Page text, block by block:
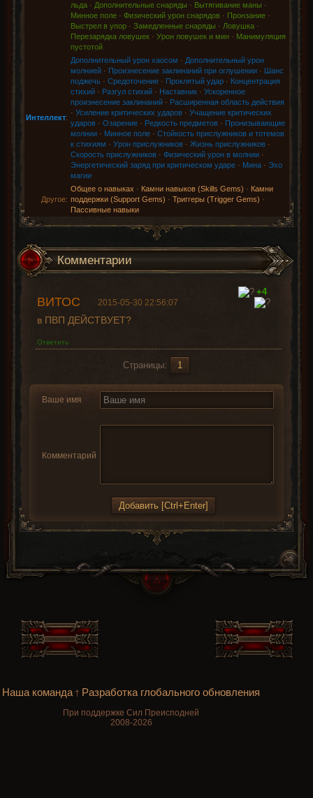
льда· Дополнительные снаряды · Вытягивание маны ·
Минное поле· Физический урон снарядов· Пронзание·
Выстрел в упор· Замедленные снаряды · Ловушка·
Перезарядка ловушек· Урон ловушек и мин· Манимуляция
пустотой
Интеллект:
Дополнительный урон хаосом · Дополнительный урон
молнией· Произнесение заклинаний при оглушении· Шанс
поджечь· Средоточение· Проклятый удар· Концентрация
стихий· Разгул стихий· Наставник· Ускоренное
произнесение заклинаний· Расширенная область действия
· Усиление критических ударов· Учащение критических
ударов· Озарение· Редкость предметов· Пронизывающие
молнии· Минное поле· Стойкость прислужников и тотемов
к стихиям · Урон прислужников· Жизнь прислужников·
Скорость прислужников· Физический урон в молнии·
Энергетический заряд при критическом ударе· Мина· Эхо
магии
Другое:
Общее о навыках · Камни навыков (Skills Gems) · Камни
поддержки (Support Gems) · Триггеры (Trigger Gems) ·
Пассивные навыки
Комментарии
ВИТОС 2015-05-30 22:56:07
в ПВП ДЕЙСТВУЕТ?
Ответить
+4
Страницы: 1
Ваше имя
Комментарий
Наша команда† Разработка глобального обновления
При поддержке Сил Преисподней
2008-2026